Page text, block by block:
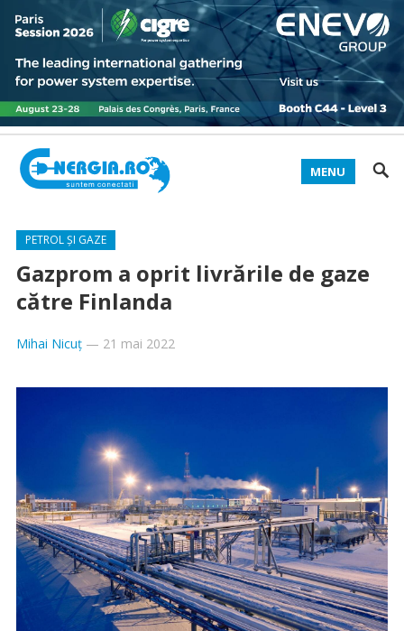
MENU
PETROL ȘI GAZE
Gazprom a oprit livrările de gaze
către Finlanda
Mihai Nicuț— 21 mai 2022